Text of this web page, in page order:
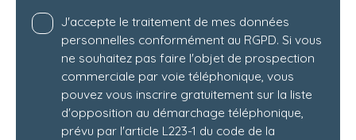
J'accepte le traitement de mes données
personnelles conformément au RGPD. Si vous
ne souhaitez pas faire l'objet de prospection
commerciale par voie téléphonique, vous
pouvez vous inscrire gratuitement sur la liste
d'opposition au démarchage téléphonique,
prévu par l'article L223-1 du code de la